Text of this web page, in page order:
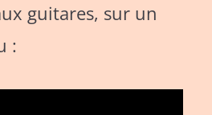
guitares, sur un
: